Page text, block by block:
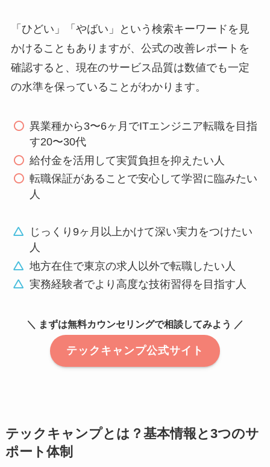
「ひどい」「やばい」という検索キーワードを見
かけることもありますが、公式の改善レポートを
確認すると、現在のサービス品質は数値でも一定
の水準を保っていることがわかります。
異業種から3〜6ヶ月でITエンジニア転職を目指
す20〜30代
給付金を活用して実質負担を抑えたい人
転職保証があることで安心して学習に臨みたい
人
じっくり9ヶ月以上かけて深い実力をつけたい
人
地方在住で東京の求人以外で転職したい人
実務経験者でより高度な技術習得を目指す人
＼ まずは無料カウンセリングで相談してみよう ／
テックキャンプ公式サイト
テックキャンプとは？基本情報と3つのサ
ポート体制